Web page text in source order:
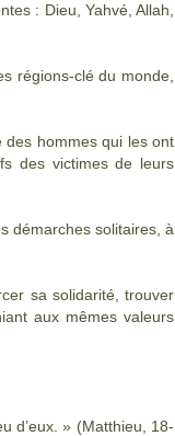
: Dieu, Yahvé, Allah,
régions-clé du monde,
des hommes qui les ont
des victimes de leurs
démarches solitaires, à
sa solidarité, trouver
aux mêmes valeurs
d’eux. » (Matthieu, 18-